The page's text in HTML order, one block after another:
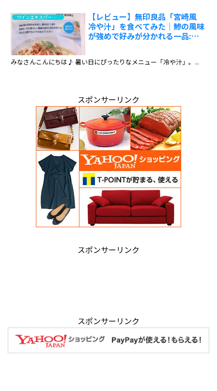
エキスパート・料理人の試食レポ
ワインエキスパート・料理人の試食と試飲のレポート
【レビュー】無印良品「宮崎風
冷や汁」を食べてみた｜鯵の風味
が強めで好みが分かれる一品:ワ
みなさんこんにちは♪ 暑い日にぴったりなメニュー「冷や汁」。...
スポンサーリンク
スポンサーリンク
スポンサーリンク